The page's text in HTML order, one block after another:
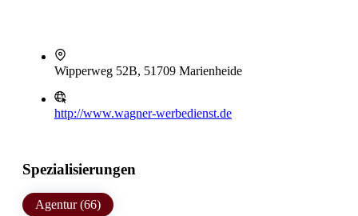
Wipperweg 52B, 51709 Marienheide
http://www.wagner-werbedienst.de
Spezialisierungen
Agentur (66)